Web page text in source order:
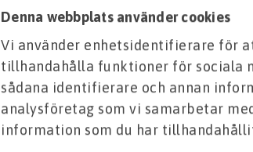
Denna webbplats använder cookies
Vi använder enhetsidentifierare för
tillhandahålla funktioner för sociala
sådana identifierare och annan
analysföretag som vi samarbetar
information som du har